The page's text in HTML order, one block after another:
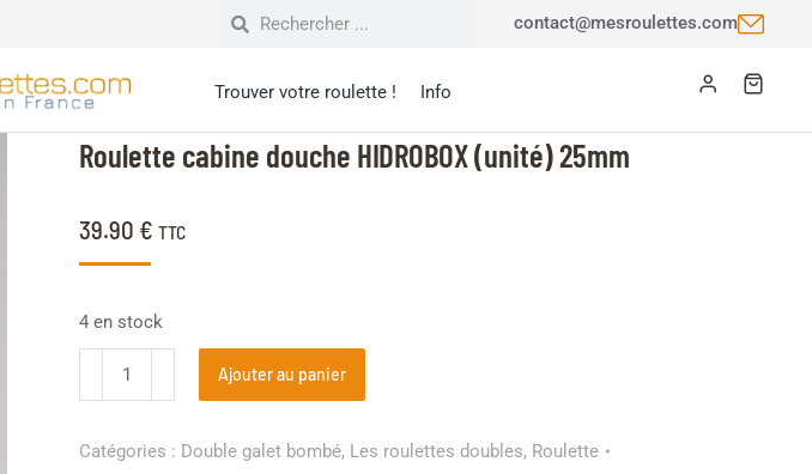
contact@mesroulettes.com
Trouver votre roulette ! Info
Roulette cabine douche HIDROBOX (unité) 25mm
39.90 € TTC
4 en stock
Ajouter au panier
Catégories : Double galet bombé, Les roulettes doubles, Roulette